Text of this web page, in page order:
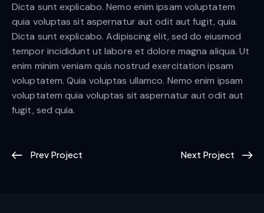
Dicta sunt explicabo. Nemo enim ipsam voluptatem
quia voluptas sit aspernatur aut odit aut fugit, quia.
Dicta sunt explicabo. Adipiscing elit, sed do eiusmod
tempor incididunt ut labore et dolore magna aliqua. Ut
enim minim veniam quis nostrud exercitation ipsam
voluptatem. Quia voluptas ullamco. Nemo enim ipsam
voluptatem quia voluptas sit aspernatur aut odit aut
fugit, sed quia.
Prev Project Next Project